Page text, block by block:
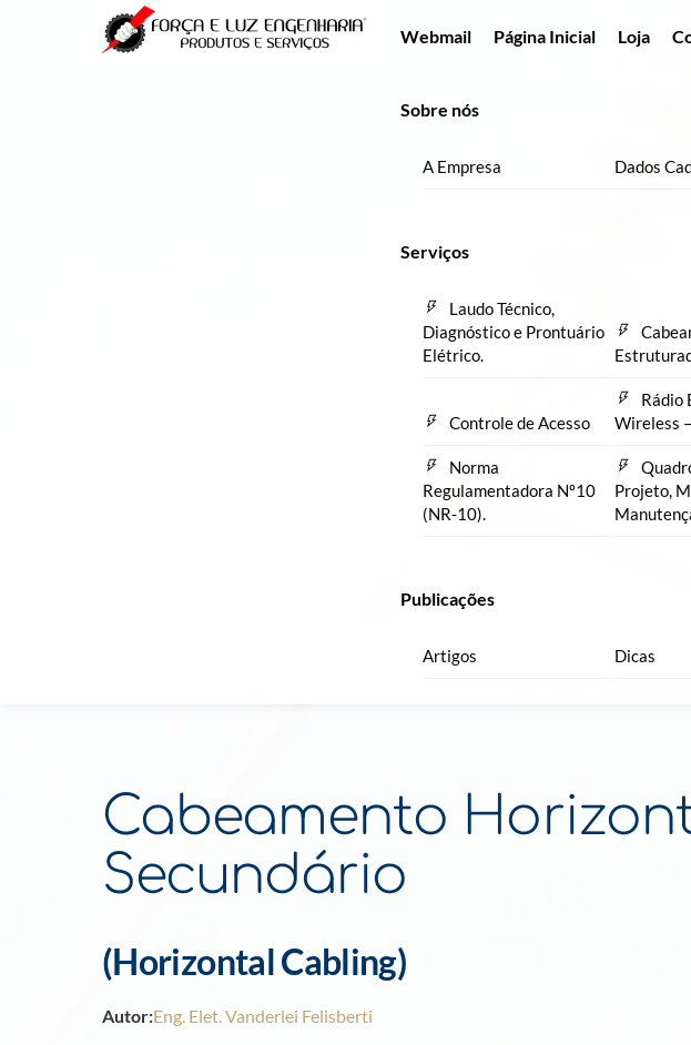
Menu
Webmail Página Inicial Loja
Sobre nós
A Empresa Dados
Serviços
Laudo Técnico,
Diagnóstico e Prontuário
Elétrico.
Controle de Acesso
Rádio
Wireless
Norma
Regulamentadora Nº10
(NR-10).
Projeto,
Publicações
Artigos Dicas
Cabeamento
Secundário
(Horizontal Cabling)
Autor:Eng. Elet. Vanderlei Felisberti